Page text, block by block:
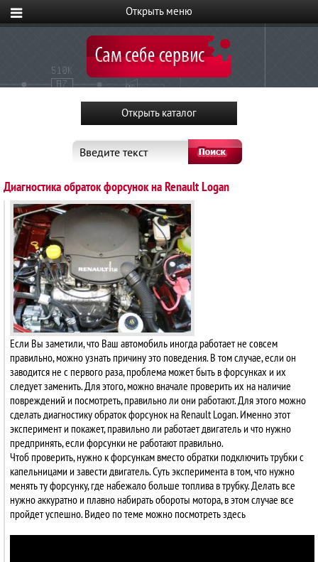
Введите текст
Диагностика обраток форсунок на Renault Logan
Если Вы заметили, что Ваш автомобиль иногда работает не совсем
правильно, можно узнать причину это поведения. В том случае, если он
заводится не с первого раза, проблема может быть в форсунках и их
следует заменить. Для этого, можно вначале проверить их на наличие
повреждений и посмотреть, правильно ли они работают. Для этого можно
сделать диагностику обраток форсунок на Renault Logan. Именно этот
эксперимент и покажет, правильно ли работает двигатель и что нужно
предпринять, если форсунки не работают правильно.
Чтоб проверить, нужно к форсункам вместо обратки подключить трубки с
капельницами и завести двигатель. Суть эксперимента в том, что нужно
менять ту форсунку, где набежало больше топлива в трубку. Делать все
нужно аккуратно и плавно набирать обороты мотора, в этом случае все
пройдет успешно. Видео по теме можно посмотреть здесь